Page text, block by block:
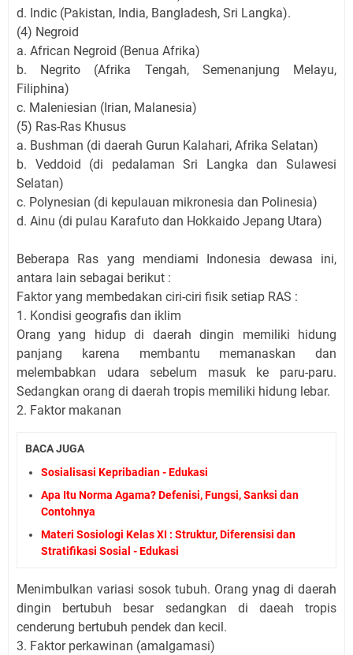
d. Indic (Pakistan, India, Bangladesh, Sri Langka).
(4) Negroid
a. African Negroid (Benua Afrika)
b. Negrito (Afrika Tengah, Semenanjung Melayu,
Filiphina)
c. Maleniesian (Irian, Malanesia)
(5) Ras-Ras Khusus
a. Bushman (di daerah Gurun Kalahari, Afrika Selatan)
b. Veddoid (di pedalaman Sri Langka dan Sulawesi
Selatan)
c. Polynesian (di kepulauan mikronesia dan Polinesia)
d. Ainu (di pulau Karafuto dan Hokkaido Jepang Utara)
Beberapa Ras yang mendiami Indonesia dewasa ini,
antara lain sebagai berikut :
Faktor yang membedakan ciri-ciri fisik setiap RAS :
1. Kondisi geografis dan iklim
Orang yang hidup di daerah dingin memiliki hidung
panjang karena membantu memanaskan dan
melembabkan udara sebelum masuk ke paru-paru.
Sedangkan orang di daerah tropis memiliki hidung lebar.
2. Faktor makanan
BACA JUGA
Sosialisasi Kepribadian - Edukasi
Apa Itu Norma Agama? Defenisi, Fungsi, Sanksi dan
Contohnya
Materi Sosiologi Kelas XI : Struktur, Diferensisi dan
Stratifikasi Sosial - Edukasi
Menimbulkan variasi sosok tubuh. Orang ynag di daerah
dingin bertubuh besar sedangkan di daeah tropis
cenderung bertubuh pendek dan kecil.
3. Faktor perkawinan (amalgamasi)